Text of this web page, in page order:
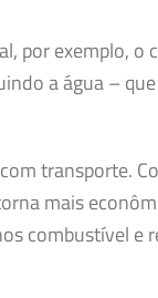
por exemplo, o
a água –
transporte.
mais
combustível e